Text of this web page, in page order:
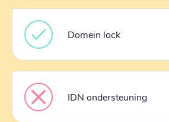
Domein lock
IDN ondersteuning